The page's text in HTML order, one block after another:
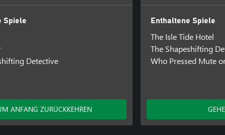
Spiele
Detective
ANFANG ZURÜCKKEHREN
Enthaltene Spiele
The Isle Tide Hotel
The Shapeshifting
Who Pressed Mute